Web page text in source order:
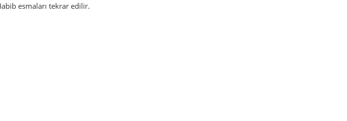
esmaları tekrar edilir.